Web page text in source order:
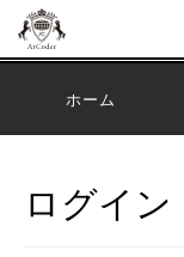
ホーム
ログイン